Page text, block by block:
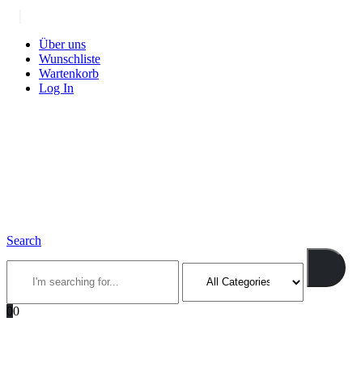
Über uns
Wunschliste
Wartenkorb
Log In
Search
00